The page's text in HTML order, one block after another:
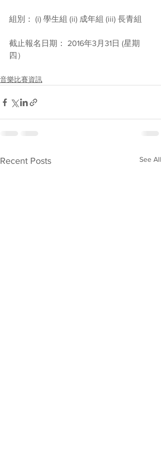
組別： (i) 學生組 (ii) 成年組 (iii) 長青組
截止報名日期： 2016年3月31日 (星期
四）
音樂比賽資訊
Recent Posts See All